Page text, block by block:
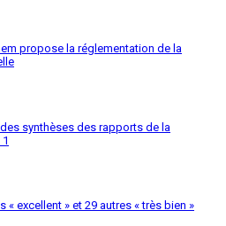
propose la réglementation de la
synthèses des rapports de la
« excellent » et 29 autres « très bien »